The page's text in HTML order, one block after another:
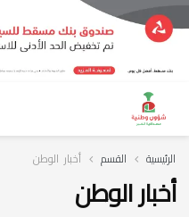
الرئيسية القسم أخبار الوطن
أخبار الوطن